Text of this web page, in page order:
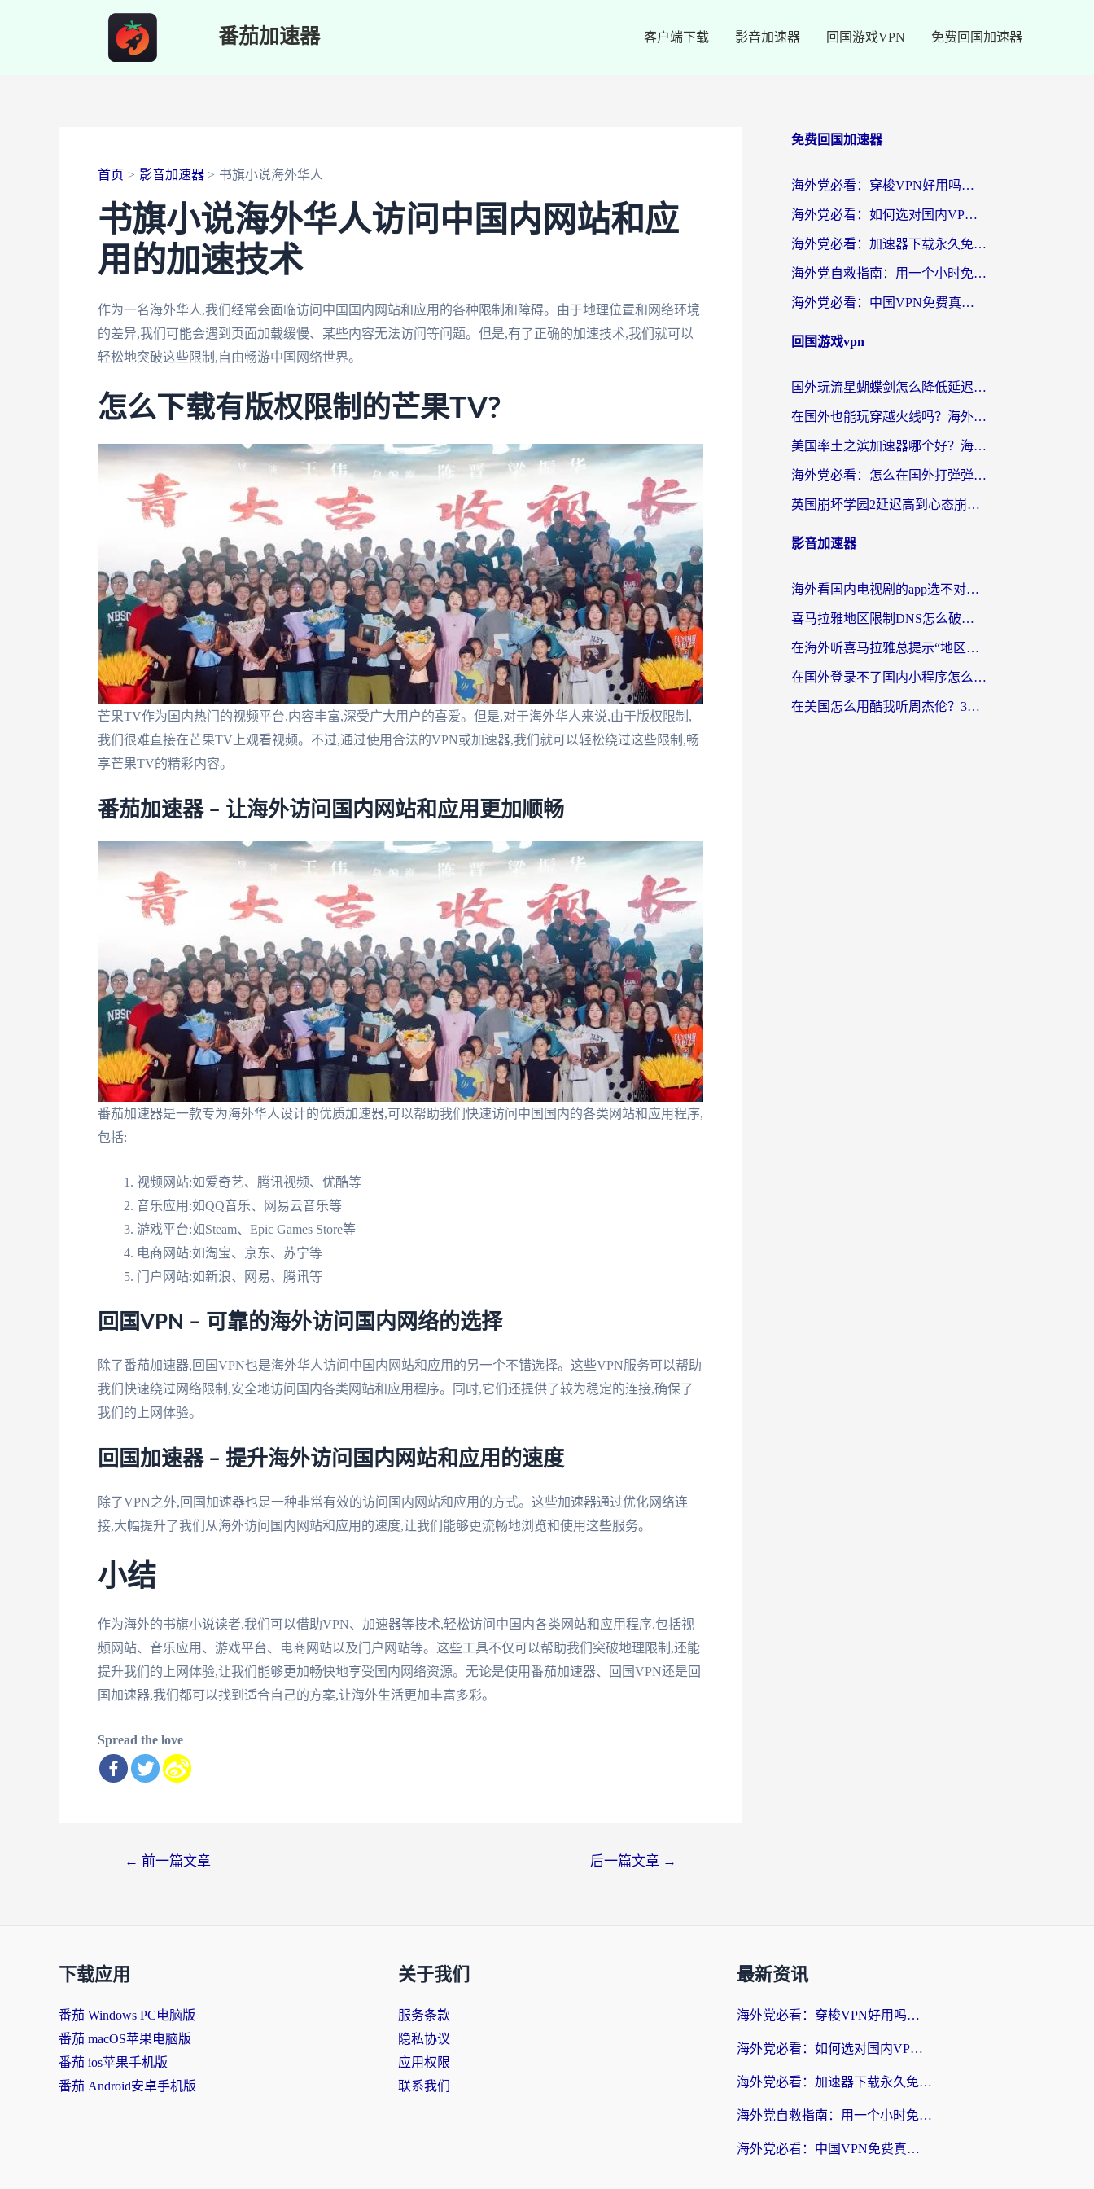
番茄加速器 客户端下载 影音加速器 回国游戏VPN 免费回国加速器
首页 影音加速器 书旗小说海外华人
书旗小说海外华人访问中国内网站和应
用的加速技术
作为一名海外华人,我们经常会面临访问中国国内网站和应用的各种限制和障碍。由于地理位置和网络环境
的差异,我们可能会遇到页面加载缓慢、某些内容无法访问等问题。但是,有了正确的加速技术,我们就可以
轻松地突破这些限制,自由畅游中国网络世界。
怎么下载有版权限制的芒果TV?
芒果TV作为国内热门的视频平台,内容丰富,深受广大用户的喜爱。但是,对于海外华人来说,由于版权限制,
我们很难直接在芒果TV上观看视频。不过,通过使用合法的VPN或加速器,我们就可以轻松绕过这些限制,畅
享芒果TV的精彩内容。
番茄加速器 – 让海外访问国内网站和应用更加顺畅
番茄加速器是一款专为海外华人设计的优质加速器,可以帮助我们快速访问中国国内的各类网站和应用程序,
包括:
视频网站:如爱奇艺、腾讯视频、优酷等
音乐应用:如QQ音乐、网易云音乐等
游戏平台:如Steam、Epic Games Store等
电商网站:如淘宝、京东、苏宁等
门户网站:如新浪、网易、腾讯等
回国VPN – 可靠的海外访问国内网络的选择
除了番茄加速器,回国VPN也是海外华人访问中国内网站和应用的另一个不错选择。这些VPN服务可以帮助
我们快速绕过网络限制,安全地访问国内各类网站和应用程序。同时,它们还提供了较为稳定的连接,确保了
我们的上网体验。
回国加速器 – 提升海外访问国内网站和应用的速度
除了VPN之外,回国加速器也是一种非常有效的访问国内网站和应用的方式。这些加速器通过优化网络连
接,大幅提升了我们从海外访问国内网站和应用的速度,让我们能够更流畅地浏览和使用这些服务。
小结
作为海外的书旗小说读者,我们可以借助VPN、加速器等技术,轻松访问中国内各类网站和应用程序,包括视
频网站、音乐应用、游戏平台、电商网站以及门户网站等。这些工具不仅可以帮助我们突破地理限制,还能
提升我们的上网体验,让我们能够更加畅快地享受国内网络资源。无论是使用番茄加速器、回国VPN还是回
国加速器,我们都可以找到适合自己的方案,让海外生活更加丰富多彩。
Spread the love
← 前一篇文章 后一篇文章 →
免费回国加速器
海外党必看：穿梭VPN好用吗？和云帆VPN对比哪个回国效果更好？附真实测评+避坑指南
海外党必看：如何选对国内VPN，实现无缝访问国内资源？
海外党必看：加速器下载永久免费版真的存在吗？教你无缝访问国内资源的正确姿势
海外党自救指南：用一个小时免费加速器，轻松打破国内资源访问壁垒？
海外党必看：中国VPN免费真的靠谱吗？手把手教你选对回国加速器
回国游戏vpn
国外玩流星蝴蝶剑怎么降低延迟？海外党必看的加速秘籍（含欧洲鸣潮&彩虹岛优化攻略）
在国外也能玩穿越火线吗？海外玩家国服游戏畅玩终极指南
美国率土之滨加速器哪个好？海外党国服游戏畅玩终极指南（附多游戏解决方案）
海外党必看：怎么在国外打弹弹堂不卡？番茄加速器亲测指南
英国崩坏学园2延迟高到心态崩？海外党国服游戏加速终极指南
影音加速器
海外看国内电视剧的app选不对？这份回国加速器避坑指南帮你流畅追剧
喜马拉雅地区限制DNS怎么破？海外党听国内音乐听书的终极解决方案
在海外听喜马拉雅总提示“地区限制”？3步轻松解除+听国内音乐全攻略
在国外登录不了国内小程序怎么办？选对回国加速器，轻松解锁国内资源
在美国怎么用酷我听周杰伦？3步搞定海外听歌难题
下载应用
番茄 Windows PC电脑版
番茄 macOS苹果电脑版
番茄 ios苹果手机版
番茄 Android安卓手机版
关于我们
服务条款
隐私协议
应用权限
联系我们
最新资讯
海外党必看：穿梭VPN好用吗？和云帆VPN对比哪个回国效果更好？附真实测评+避坑指南
海外党必看：如何选对国内VPN，实现无缝访问国内资源？
海外党必看：加速器下载永久免费版真的存在吗？教你无缝访问国内资源的正确姿势
海外党自救指南：用一个小时免费加速器，轻松打破国内资源访问壁垒？
海外党必看：中国VPN免费真的靠谱吗？手把手教你选对回国加速器